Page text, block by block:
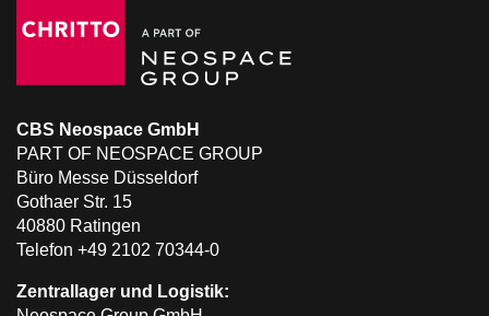
CBS Neospace GmbH
PART OF NEOSPACE GROUP
Büro Messe Düsseldorf
Gothaer Str. 15
40880 Ratingen
Telefon +49 2102 70344-0
Zentrallager und Logistik: